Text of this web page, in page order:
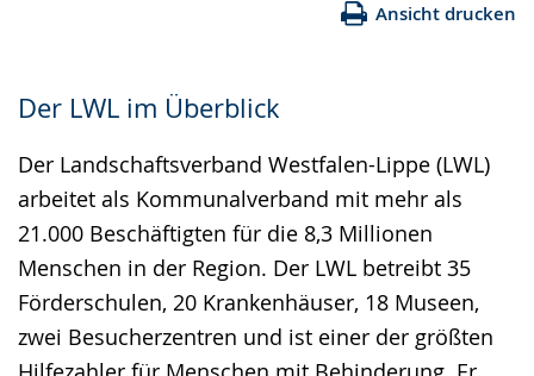
Ansicht drucken
Der LWL im Überblick
Der Landschaftsverband Westfalen-Lippe (LWL)
arbeitet als Kommunalverband mit mehr als
21.000 Beschäftigten für die 8,3 Millionen
Menschen in der Region. Der LWL betreibt 35
Förderschulen, 20 Krankenhäuser, 18 Museen,
zwei Besucherzentren und ist einer der größten